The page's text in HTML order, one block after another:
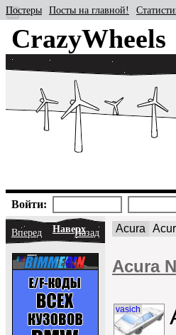
CrazyWheels
Постеры Посты на главной!
Войти:
Вперед НаверхНазад Acura
Acura
vasich